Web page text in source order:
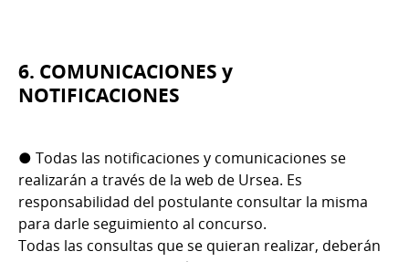
6. COMUNICACIONES y
NOTIFICACIONES
● Todas las notificaciones y comunicaciones se
realizarán a través de la web de Ursea. Es
responsabilidad del postulante consultar la misma
para darle seguimiento al concurso.
Todas las consultas que se quieran realizar, deberán